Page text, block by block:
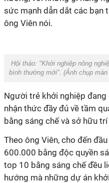
sức mạnh dẫn dắt các bạn
ông Viên nói.
Hội thảo: "Khởi nghiệp nông
bình thường mới". (Ảnh chụp
Người trẻ khởi nghiệp
nhận thức đầy đủ về tầm
bằng sáng chế và sở hữu trí
Theo ông Viên, cho đến
600.000 bằng độc quyền
top 10 bằng sáng chế đều
hướng mà những dự án